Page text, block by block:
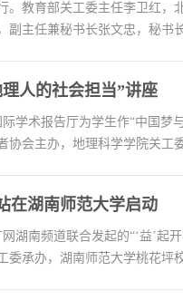
。教育部关工委主任李卫红，
副主任兼秘书长张文忠，秘书
人的社会担当”讲座
学术报告厅为学生作“中国梦
协会主办，地理科学学院关工
在湖南师范大学启动
湖南频道联合发起的“‘益’
委承办，湖南师范大学桃花坪